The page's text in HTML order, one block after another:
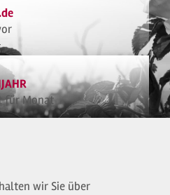
für Monat
wir Sie über